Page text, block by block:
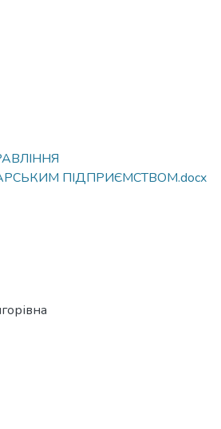
ПІДПРИЄМСТВОМ.docx